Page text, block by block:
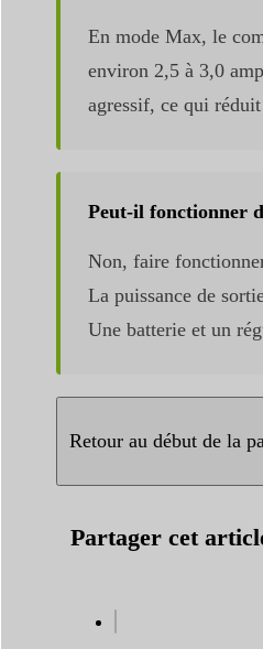
En mode Max, le
environ 2,5 à 3,0
agressif, ce qui
Peut-il fonctionner
Non, faire
La puissance de
Une batterie et un
Retour au début de la
Partager cet